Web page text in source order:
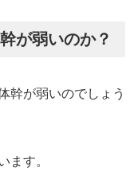
が弱いのか？
幹が弱いのでしょう
ます。